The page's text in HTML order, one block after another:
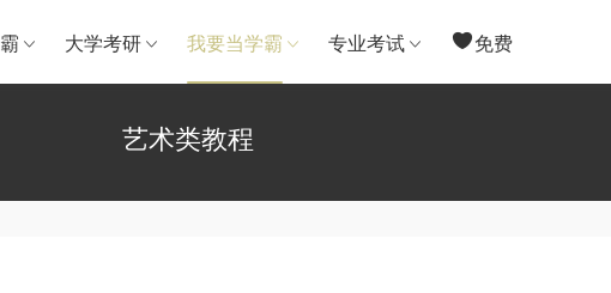
大学考研 我要当学霸 专业考试 免费
艺术类教程